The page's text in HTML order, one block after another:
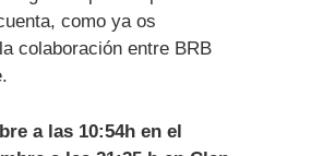
como ya os
colaboración entre BRB
a las 10:54h en el